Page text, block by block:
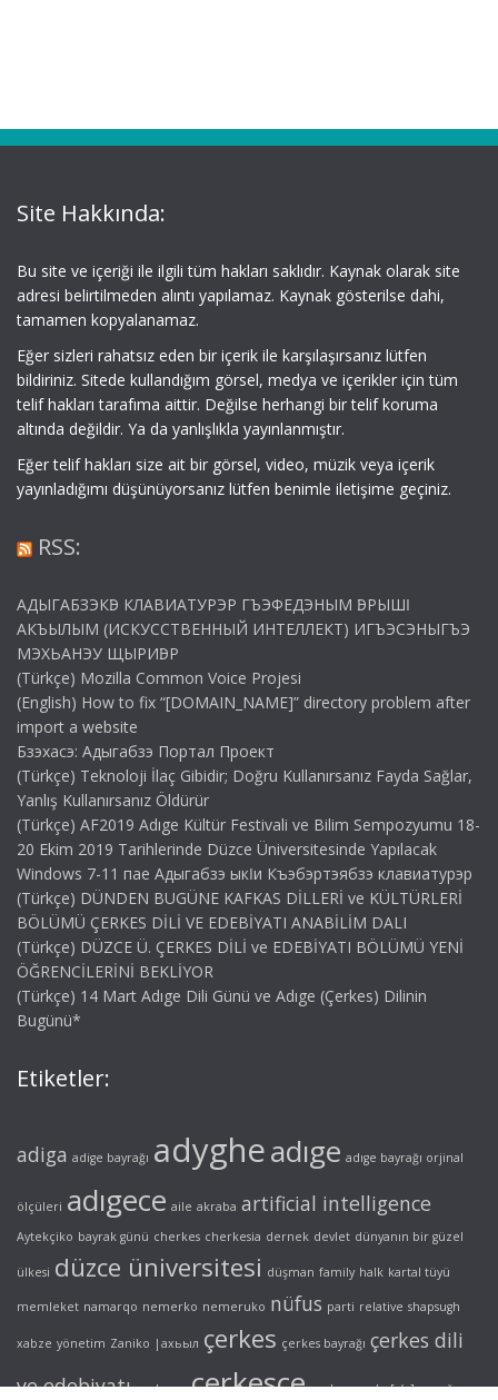
Site Hakkında:
Bu site ve içeriği ile ilgili tüm hakları saklıdır. Kaynak olarak site
adresi belirtilmeden alıntı yapılamaz. Kaynak gösterilse dahi,
tamamen kopyalanamaz.
Eğer sizleri rahatsız eden bir içerik ile karşılaşırsanız lütfen
bildiriniz. Sitede kullandığım görsel, medya ve içerikler için tüm
telif hakları tarafıma aittir. Değilse herhangi bir telif koruma
altında değildir. Ya da yanlışlıkla yayınlanmıştır.
Eğer telif hakları size ait bir görsel, video, müzik veya içerik
yayınladığımı düşünüyorsanız lütfen benimle iletişime geçiniz.
RSS:
АДЫГАБЗЭКӀЭ КЛАВИАТУРЭР ГЪЭФЕДЭНЫМ ӀЭРЫШӀ
АКЪЫЛЫМ (ИСКУССТВЕННЫЙ ИНТЕЛЛЕКТ) ИГЪЭСЭНЫГЪЭ
МЭХЬАНЭУ ЩЫРИӀЭР
(Türkçe) Mozilla Common Voice Projesi
(English) How to fix “[DOMAIN_NAME]” directory problem after
import a website
Бзэхасэ: Адыгабзэ Портал Проект
(Türkçe) Teknoloji İlaç Gibidir; Doğru Kullanırsanız Fayda Sağlar,
Yanlış Kullanırsanız Öldürür
(Türkçe) AF2019 Adıge Kültür Festivali ve Bilim Sempozyumu 18-
20 Ekim 2019 Tarihlerinde Düzce Üniversitesinde Yapılacak
Windows 7-11 пае Адыгабзэ ыкӏи Къэбэртэябзэ клавиатурэр
(Türkçe) DÜNDEN BUGÜNE KAFKAS DİLLERİ ve KÜLTÜRLERİ
BÖLÜMÜ ÇERKES DİLİ VE EDEBİYATI ANABİLİM DALI
(Türkçe) DÜZCE Ü. ÇERKES DİLİ ve EDEBİYATI BÖLÜMÜ YENİ
ÖĞRENCİLERİNİ BEKLİYOR
(Türkçe) 14 Mart Adıge Dili Günü ve Adıge (Çerkes) Dilinin
Bugünü*
Etiketler:
adiga adige bayrağı adygheadıge adıge bayrağı orjinal
ölçüleri adıgece aile akraba artificial intelligence
Aytekçiko bayrak günü cherkes cherkesia dernek devlet dünyanın bir güzel
ülkesi düzce üniversitesi düşman family halk kartal tüyü
memleket namarqo nemerko nemeruko nüfus parti relative shapsugh
xabze yönetim Zaniko |ахьыл çerkes çerkes bayrağı çerkes dili
ve edebiyatı çerkesya çerkesçe çerkez çerke[s/z] şapsığ